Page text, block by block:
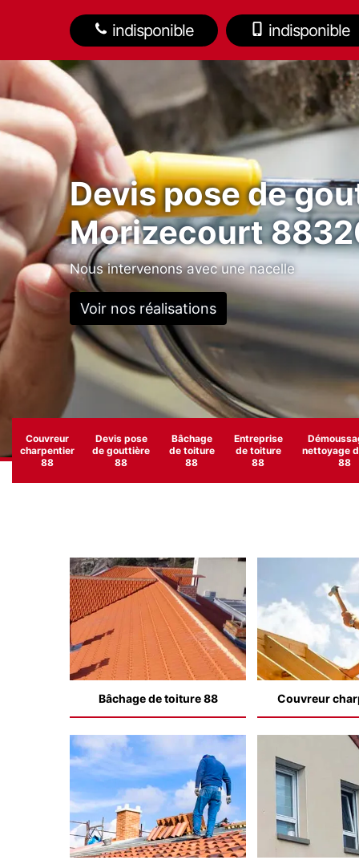
indisponible indisponible
Devis pose de
Morizecourt
Nous intervenons avec une nacelle
Voir nos réalisations
Couvreur
charpentier
88
Devis pose
de gouttière
88
Bâchage
de toiture
88
Entreprise
de toiture
88
nettoyage
88
Bâchage de toiture 88 Couvreur